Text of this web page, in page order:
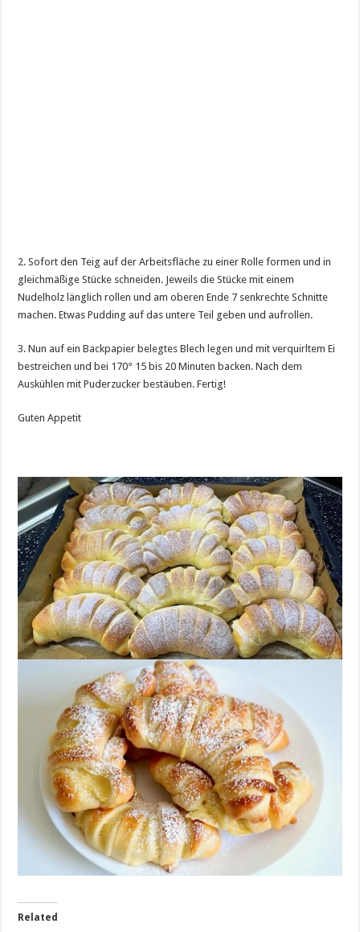
2. Sofort den Teig auf der Arbeitsfläche zu einer Rolle formen und in
gleichmäßige Stücke schneiden. Jeweils die Stücke mit einem
Nudelholz länglich rollen und am oberen Ende 7 senkrechte Schnitte
machen. Etwas Pudding auf das untere Teil geben und aufrollen.
3. Nun auf ein Backpapier belegtes Blech legen und mit verquirltem Ei
bestreichen und bei 170° 15 bis 20 Minuten backen. Nach dem
Auskühlen mit Puderzucker bestäuben. Fertig!
Guten Appetit
Related